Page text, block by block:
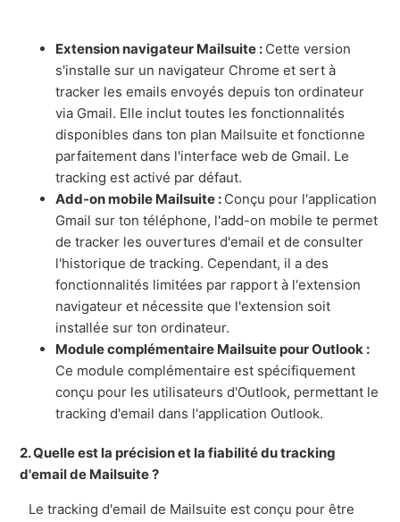
Extension navigateur Mailsuite : Cette version
s'installe sur un navigateur Chrome et sert à
tracker les emails envoyés depuis ton ordinateur
via Gmail. Elle inclut toutes les fonctionnalités
disponibles dans ton plan Mailsuite et fonctionne
parfaitement dans l'interface web de Gmail. Le
tracking est activé par défaut.
Add-on mobile Mailsuite : Conçu pour l'application
Gmail sur ton téléphone, l'add-on mobile te permet
de tracker les ouvertures d'email et de consulter
l'historique de tracking. Cependant, il a des
fonctionnalités limitées par rapport à l'extension
navigateur et nécessite que l'extension soit
installée sur ton ordinateur.
Module complémentaire Mailsuite pour Outlook :
Ce module complémentaire est spécifiquement
conçu pour les utilisateurs d'Outlook, permettant le
tracking d'email dans l'application Outlook.
2. Quelle est la précision et la fiabilité du tracking
d'email de Mailsuite ?
Le tracking d'email de Mailsuite est conçu pour être